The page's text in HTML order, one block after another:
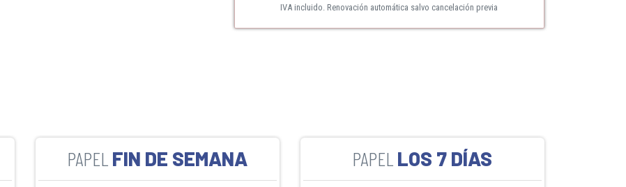
IVA incluido. Renovación automática salvo cancelación previa
FIN DE SEMANA LOS 7 DÍAS